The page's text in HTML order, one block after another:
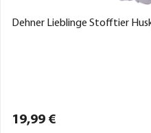
Dehner Lieblinge Stofftier
19,99 €